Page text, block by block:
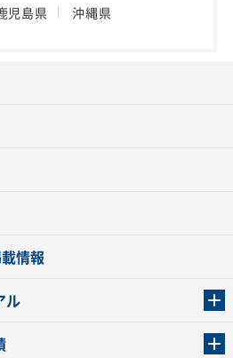
児島県 沖縄県
情報
ル